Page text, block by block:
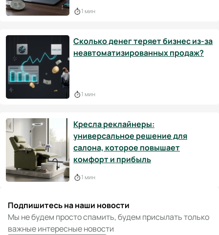
1 мин
Сколько денег теряет бизнес из-за
неавтоматизированных продаж?
1 мин
Кресла реклайнеры:
универсальное решение для
салона, которое повышает
комфорт и прибыль
1 мин
Подпишитесь на наши новости
Мы не будем просто спамить, будем присылать только
важные интересные новости